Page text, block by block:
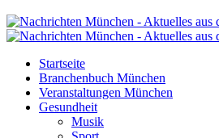
Startseite
Branchenbuch München
Veranstaltungen München
Gesundheit
Musik